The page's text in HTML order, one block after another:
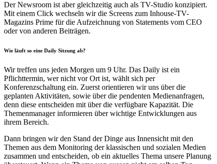
Der Newsroom ist aber gleichzeitig auch als TV-Studio konzipiert.
Mit einem Click wechseln wir die Screens zum Inhouse-TV-
Magazins Prime für die Aufzeichnung von Statements vom CEO
oder von anderen Beiträgen.
Wie läuft so eine Daily Sitzung ab?
Wir treffen uns jeden Morgen um 9 Uhr. Das Daily ist ein
Pflichttermin, wer nicht vor Ort ist, wählt sich per
Konferenzschaltung ein. Zuerst orientieren wir uns über die
geplanten Aktivitäten, sowie über die pendenten Medienanfragen,
denn diese entscheiden mit über die verfügbare Kapazität. Die
Themenmanager informieren über wichtige Entwicklungen aus
ihrem Bereich.
Dann bringen wir den Stand der Dinge aus Innensicht mit den
Themen aus dem Monitoring der klassischen und sozialen Medien
zusammen und entscheiden, ob ein aktuelles Thema unsere Planung